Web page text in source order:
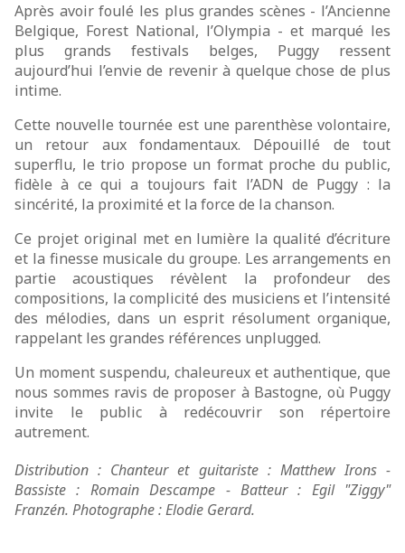
Après avoir foulé les plus grandes scènes - l’Ancienne
Belgique, Forest National, l’Olympia - et marqué les
plus grands festivals belges, Puggy ressent
aujourd’hui l’envie de revenir à quelque chose de plus
intime.
Cette nouvelle tournée est une parenthèse volontaire,
un retour aux fondamentaux. Dépouillé de tout
superflu, le trio propose un format proche du public,
fidèle à ce qui a toujours fait l’ADN de Puggy : la
sincérité, la proximité et la force de la chanson.
Ce projet original met en lumière la qualité d’écriture
et la finesse musicale du groupe. Les arrangements en
partie acoustiques révèlent la profondeur des
compositions, la complicité des musiciens et l’intensité
des mélodies, dans un esprit résolument organique,
rappelant les grandes références unplugged.
Un moment suspendu, chaleureux et authentique, que
nous sommes ravis de proposer à Bastogne, où Puggy
invite le public à redécouvrir son répertoire
autrement.
Distribution : Chanteur et guitariste : Matthew Irons -
Bassiste : Romain Descampe - Batteur : Egil "Ziggy"
Franzén. Photographe : Elodie Gerard.